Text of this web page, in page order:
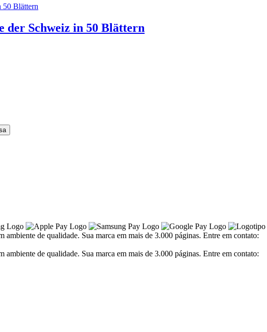
Schweiz in 50 Blättern
de qualidade. Sua marca em mais de 3.000 páginas. Entre em contato:
de qualidade. Sua marca em mais de 3.000 páginas. Entre em contato: